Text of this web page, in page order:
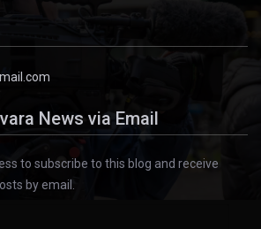
News via Email
to subscribe to this blog and receive
by email.